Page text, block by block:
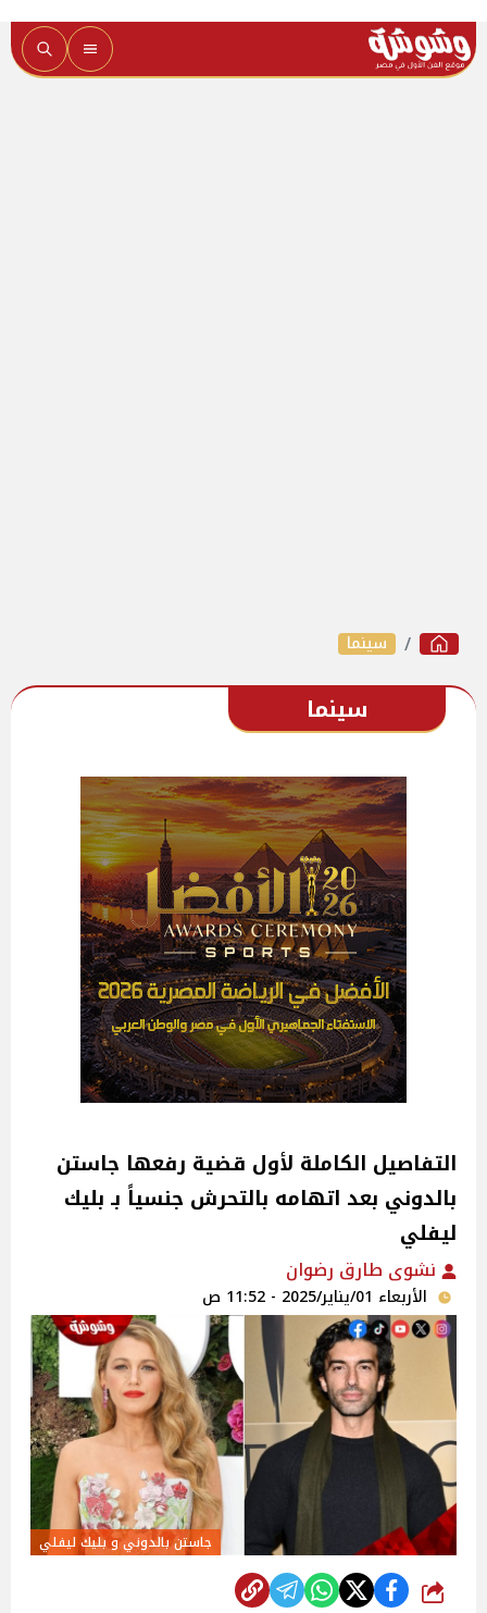
سينما
سينما
التفاصيل الكاملة لأول قضية رفعها جاستن
بالدوني بعد اتهامه بالتحرش جنسياً بـ بليك
ليفلي
نشوى طارق رضوان
الأربعاء 01/يناير/2025 - 11:52 ص
جاستن بالدوني و بليك ليفلي
شارك